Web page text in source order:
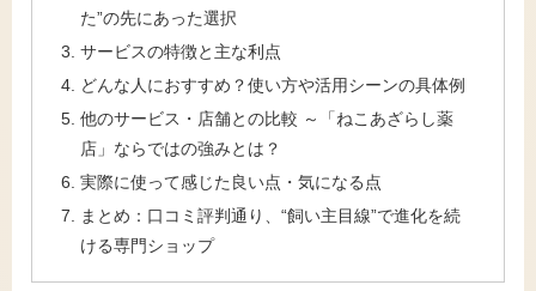
た”の先にあった選択
サービスの特徴と主な利点
どんな人におすすめ？使い方や活用シーンの具体例
他のサービス・店舗との比較 ～「ねこあざらし薬
店」ならではの強みとは？
実際に使って感じた良い点・気になる点
まとめ：口コミ評判通り、“飼い主目線”で進化を続
ける専門ショップ